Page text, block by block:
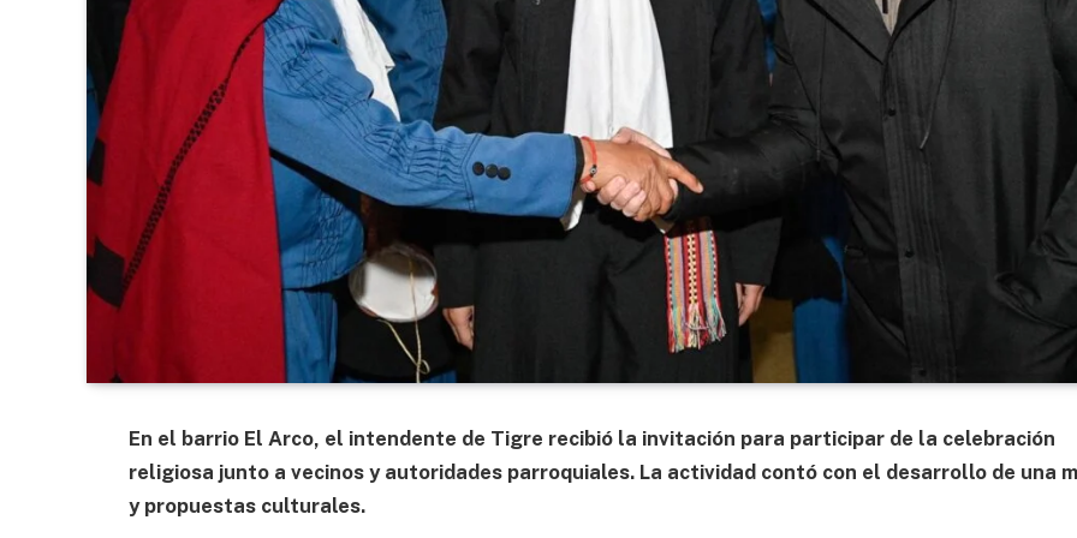
En el barrio El Arco, el intendente de Tigre recibió la invitación para participar de la celebración
religiosa junto a vecinos y autoridades parroquiales. La actividad contó con el desarrollo de una
y propuestas culturales.